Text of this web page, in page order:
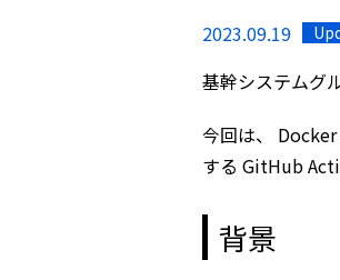
2023.09.19
基幹システムグ
今回は、
する GitHub
背景